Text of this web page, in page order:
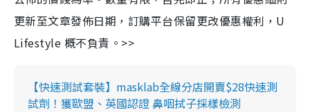
更新至文章發佈日期，訂購平台保留更改優惠權利，U
Lifestyle 概不負責。>>
【快速測試套裝】masklab全線分店開賣$28快速測
試劑！獲歐盟、英國認證 鼻咽拭子採樣檢測